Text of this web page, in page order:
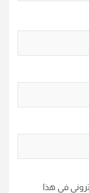
في هذا